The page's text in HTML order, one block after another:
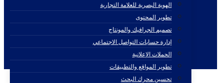
الهوية البصرية للعلامة التجارية
تطوير المحتوى
تصميم الجرافيك والمونتاج
إدارة حسابات التواصل الاجتماعي
الحملات الإعلانية
تطوير المواقع والتطبيقات
تحسين محرك البحث
it services